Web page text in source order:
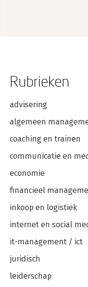
Rubrieken
advisering
algemeen
coaching en trainen
communicatie en
economie
financieel
inkoop en logistiek
internet en social
it-management / ict
juridisch
leiderschap